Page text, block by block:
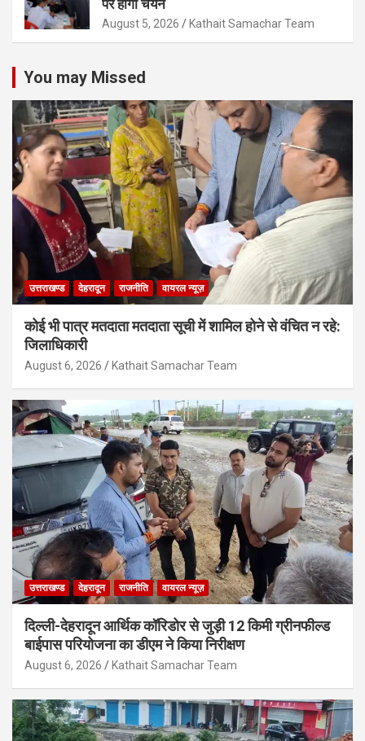
पर होगा चयन
August 5, 2026 Kathait Samachar Team
You may Missed
उत्तराखण्ड देहरादून राजनीति वायरल न्यूज़
कोई भी पात्र मतदाता मतदाता सूची में शामिल होने से वंचित न रहे:
जिलाधिकारी
August 6, 2026 Kathait Samachar Team
उत्तराखण्ड देहरादून राजनीति वायरल न्यूज़
दिल्ली-देहरादून आर्थिक कॉरिडोर से जुड़ी 12 किमी ग्रीनफील्ड
बाईपास परियोजना का डीएम ने किया निरीक्षण
August 6, 2026 Kathait Samachar Team